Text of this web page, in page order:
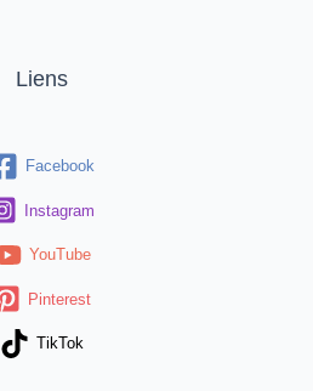
Liens
Facebook
Instagram
YouTube
Pinterest
TikTok